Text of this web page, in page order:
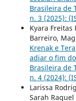
Brasileira de
n. 3 (2025):
Kyara Freitas
Barreiro,
Krenak e
adiar o fim
Brasileira de
n. 4 (2024):
Larissa
Sarah